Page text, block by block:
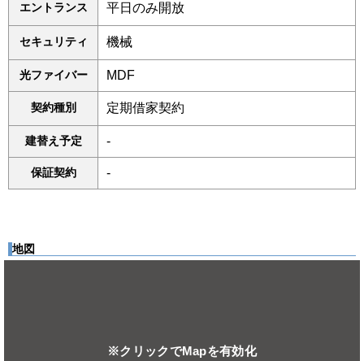
エントランス 平日のみ開放
セキュリティ 機械
光ファイバー MDF
契約種別 定期借家契約
建替え予定 -
保証契約 -
地図
※クリックでMapを有効化